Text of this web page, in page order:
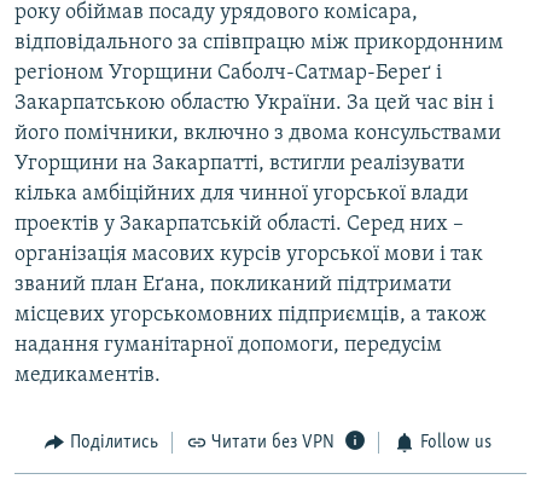
року обіймав посаду урядового комісара,
відповідального за співпрацю між прикордонним
регіоном Угорщини Саболч-Сатмар-Береґ і
Закарпатською областю України. За цей час він і
його помічники, включно з двома консульствами
Угорщини на Закарпатті, встигли реалізувати
кілька амбіційних для чинної угорської влади
проектів у Закарпатській області. Серед них –
організація масових курсів угорської мови і так
званий план Еґана, покликаний підтримати
місцевих угорськомовних підприємців, а також
надання гуманітарної допомоги, передусім
медикаментів.
Поділитись Читати без VPN Follow us